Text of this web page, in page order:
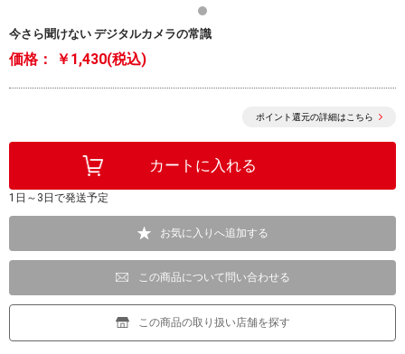
今さら聞けない デジタルカメラの常識
価格： ￥1,430(税込)
ポイント還元の詳細はこちら
1日～3日で発送予定
お気に入りへ追加する
この商品について問い合わせる
この商品の取り扱い店舗を探す